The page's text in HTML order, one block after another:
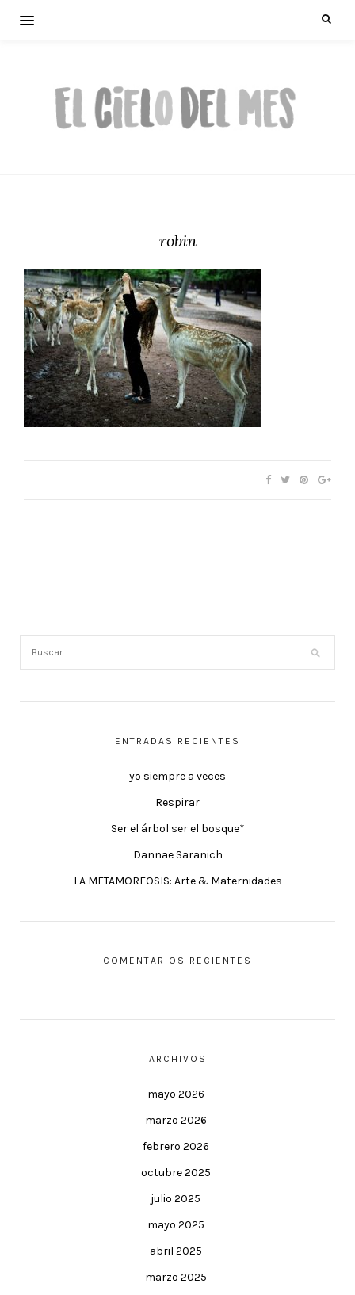
robin
ENTRADAS RECIENTES
yo siempre a veces
Respirar
Ser el árbol ser el bosque*
Dannae Saranich
LA METAMORFOSIS: Arte & Maternidades
COMENTARIOS RECIENTES
ARCHIVOS
mayo 2026
marzo 2026
febrero 2026
octubre 2025
julio 2025
mayo 2025
abril 2025
marzo 2025